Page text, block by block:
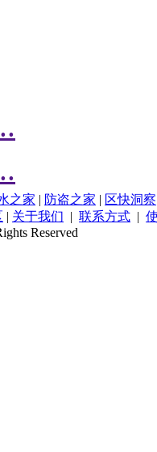
之家 | 防盗之家 | 区快洞察
| 关于我们 | 联系方式 |
Reserved